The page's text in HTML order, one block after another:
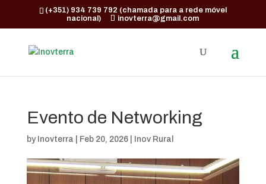
(+351) 934 739 792 (chamada para a rede móvel
nacional)
inovterra@gmail.com
Evento de Networking
by Inovterra Feb 20, 2026| Inov Rural